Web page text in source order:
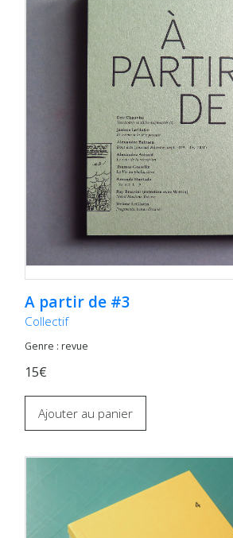
A partir de #3
Collectif
Genre : revue
15€
Ajouter au panier